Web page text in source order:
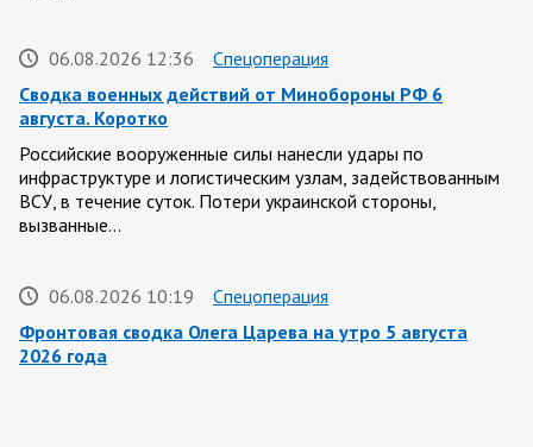
06.08.2026 12:36
Спецоперация
Сводка военных действий от Минобороны РФ 6
августа. Коротко
Российские вооруженные силы нанесли удары по
инфраструктуре и логистическим узлам, задействованным
ВСУ, в течение суток. Потери украинской стороны,
вызванные…
06.08.2026 10:19
Спецоперация
Фронтовая сводка Олега Царева на утро 5 августа
2026 года